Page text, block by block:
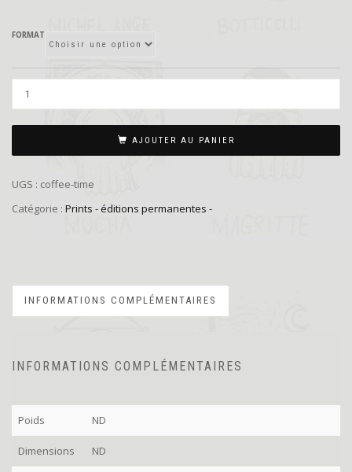
FORMAT
AJOUTER AU PANIER
UGS : coffee-time
Catégorie : Prints - éditions permanentes -
INFORMATIONS COMPLÉMENTAIRES
INFORMATIONS COMPLÉMENTAIRES
Poids ND
Dimensions ND